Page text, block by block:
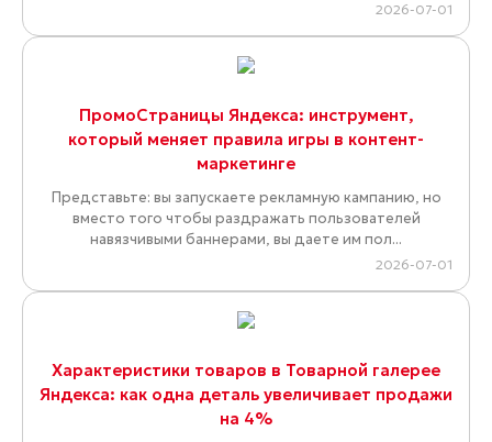
2026-07-01
ПромоСтраницы Яндекса: инструмент,
который меняет правила игры в контент-
маркетинге
Представьте: вы запускаете рекламную кампанию, но
вместо того чтобы раздражать пользователей
навязчивыми баннерами, вы даете им пол...
2026-07-01
Характеристики товаров в Товарной галерее
Яндекса: как одна деталь увеличивает продажи
на 4%